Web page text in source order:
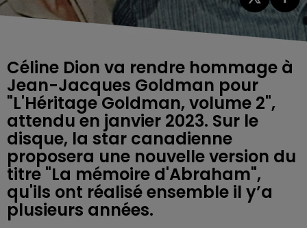
Céline Dion va rendre hommage à
Jean-Jacques Goldman pour
"L'Héritage Goldman, volume 2",
attendu en janvier 2023. Sur le
disque, la star canadienne
proposera une nouvelle version du
titre "La mémoire d'Abraham",
qu'ils ont réalisé ensemble il y’a
plusieurs années.